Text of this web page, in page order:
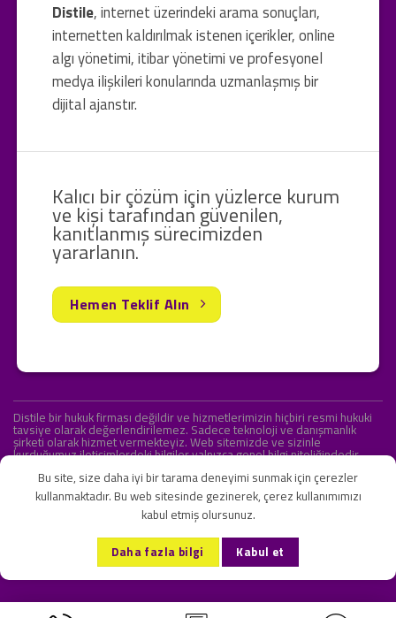
Distile, internet üzerindeki arama sonuçları,
internetten kaldırılmak istenen içerikler, online
algı yönetimi, itibar yönetimi ve profesyonel
medya ilişkileri konularında uzmanlaşmış bir
dijital ajanstır.
Kalıcı bir çözüm için yüzlerce kurum
ve kişi tarafından güvenilen,
kanıtlanmış sürecimizden
yararlanın.
Hemen Teklif Alın
Distile bir hukuk firması değildir ve hizmetlerimizin hiçbiri resmi hukuki
tavsiye olarak değerlendirilemez. Sadece teknoloji ve danışmanlık
şirketi olarak hizmet vermekteyiz. Web sitemizde ve sizinle
kurduğumuz iletişimlerdeki bilgiler yalnızca genel bilgi niteliğindedir.
KVKK ve Gizlilik Sözleşmesi S.S.S. İletişim
Copyright 2026 ©Onlipr Teknoloji ve Ticaret A.Ş.
Bu site, size daha iyi bir tarama deneyimi sunmak için çerezler
kullanmaktadır. Bu web sitesinde gezinerek, çerez kullanımımızı
kabul etmiş olursunuz.
Daha fazla bilgi Kabul et